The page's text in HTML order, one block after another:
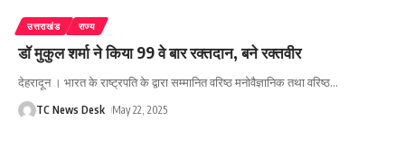
उत्तराखंड राज्य
डॉ मुकुल शर्मा ने किया 99 वे बार रक्तदान, बने रक्तवीर
देहरादून । भारत के राष्ट्रपति के द्वारा सम्मानित वरिष्ठ मनोवैज्ञानिक तथा वरिष्ठ…
TC News Desk May 22, 2025